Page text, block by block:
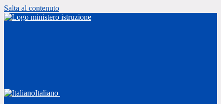
Salta al contenuto
Italiano